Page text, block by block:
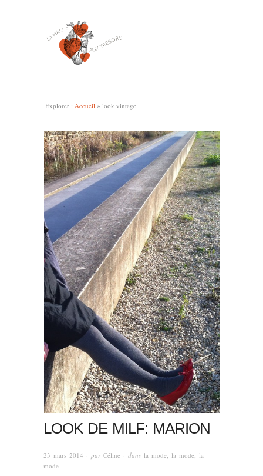
Explorer : Accueil » look vintage
LOOK DE MILF: MARION
23 mars 2014 · par Céline · dans la mode, la mode, la
mode